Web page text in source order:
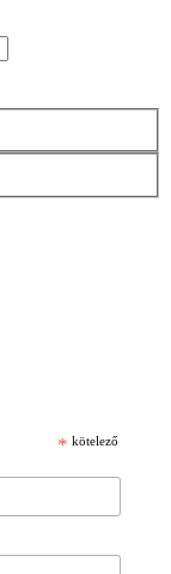
* kötelező